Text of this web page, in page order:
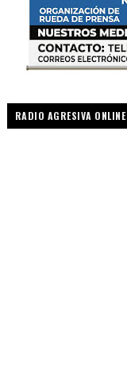
RADIO AGRESIVA ONLINE